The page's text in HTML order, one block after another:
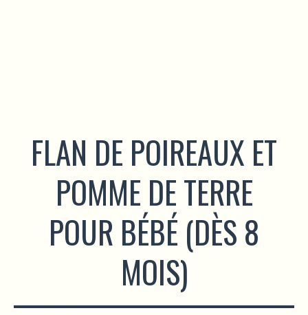
FLAN DE POIREAUX ET
POMME DE TERRE
POUR BÉBÉ (DÈS 8
MOIS)